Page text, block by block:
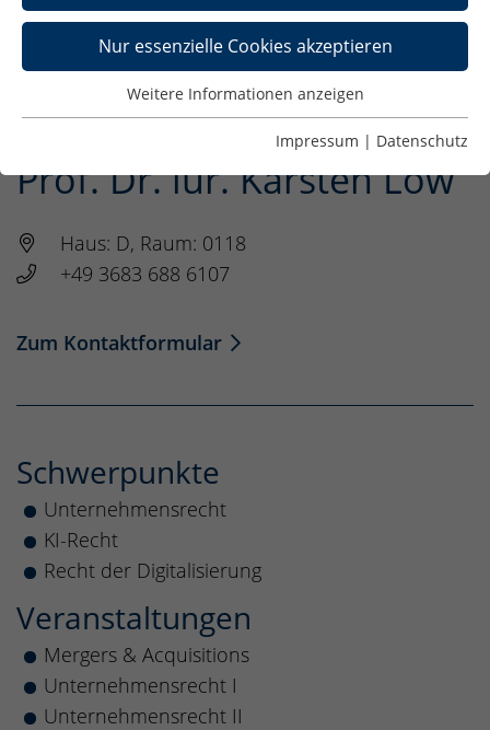
Nur essenzielle Cookies akzeptieren
Weitere Informationen anzeigen
Impressum | Datenschutz
Prof. Dr. iur. Karsten Löw
Haus: D, Raum: 0118
+49 3683 688 6107
Zum Kontaktformular
Schwerpunkte
Unternehmensrecht
KI-Recht
Recht der Digitalisierung
Veranstaltungen
Mergers & Acquisitions
Unternehmensrecht I
Unternehmensrecht II